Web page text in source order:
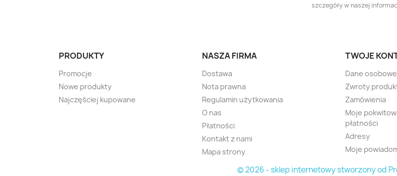
szczegóły w naszej
PRODUKTY
Promocje
Nowe produkty
Najczęściej kupowane
NASZA FIRMA
Dostawa
Nota prawna
Regulamin użytkowania
O nas
Płatności
Kontakt z nami
Mapa strony
TWOJE
Dane osobowe
Zwroty
Zamówienia
Moje
płatności
Adresy
Moje
© 2026 - sklep internetowy stworzony od